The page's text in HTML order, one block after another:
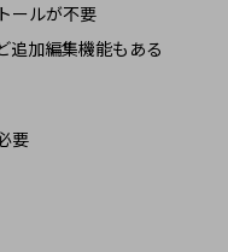
ールが不要
追加編集機能もある
要